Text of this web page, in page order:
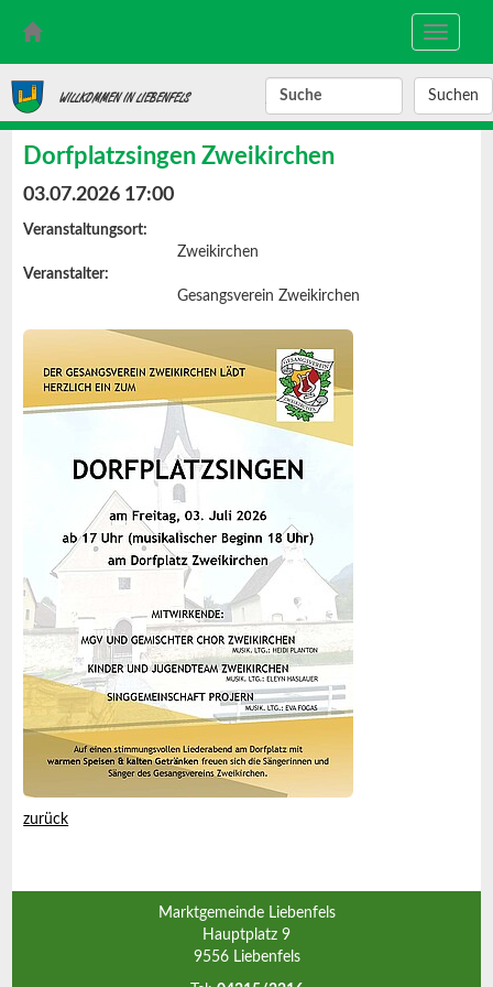
WILLKOMMEN IN LIEBENFELS SUCHBEGRIFF
Toggle
Dorfplatzsingen Zweikirchen
03.07.2026 17:00
Veranstaltungsort:
Zweikirchen
Veranstalter:
Gesangsverein Zweikirchen
zurück
Marktgemeinde Liebenfels
Hauptplatz 9
9556 Liebenfels